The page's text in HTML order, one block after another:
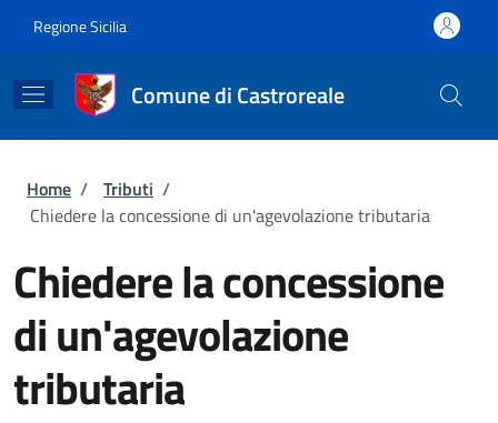
Regione Sicilia
Comune di Castroreale
Briciole di pane
Home / Tributi /
Chiedere la concessione di un'agevolazione tributaria
Chiedere la concessione
di un'agevolazione
tributaria